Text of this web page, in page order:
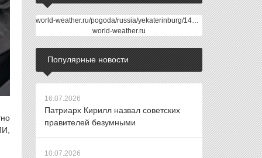
world-weather.ru/pogoda/russia/yekaterinburg/14days/
world-weather.ru
Популярные новости
16.07.2026
Патриарх Кирилл назвал советских
правителей безумными
10.07.2026